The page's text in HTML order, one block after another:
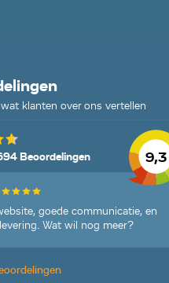
klanten over ons vertellen
9,3
Beoordelingen
goede communicatie, en
Wat wil nog meer?